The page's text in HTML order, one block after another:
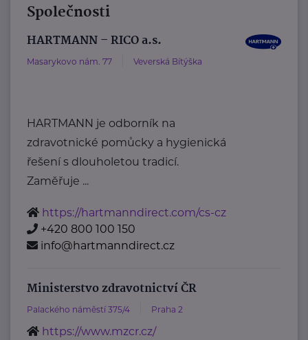
Společnosti
HARTMANN – RICO a.s.
Masarykovo nám. 77 Veverská Bítýška
HARTMANN je odborník na
zdravotnické pomůcky a hygienická
řešení s dlouholetou tradicí.
Zaměřuje ...
https://hartmanndirect.com/cs-cz
+420 800 100 150
info@hartmanndirect.cz
Ministerstvo zdravotnictví ČR
Palackého náměstí 375/4 Praha 2
https://www.mzcr.cz/